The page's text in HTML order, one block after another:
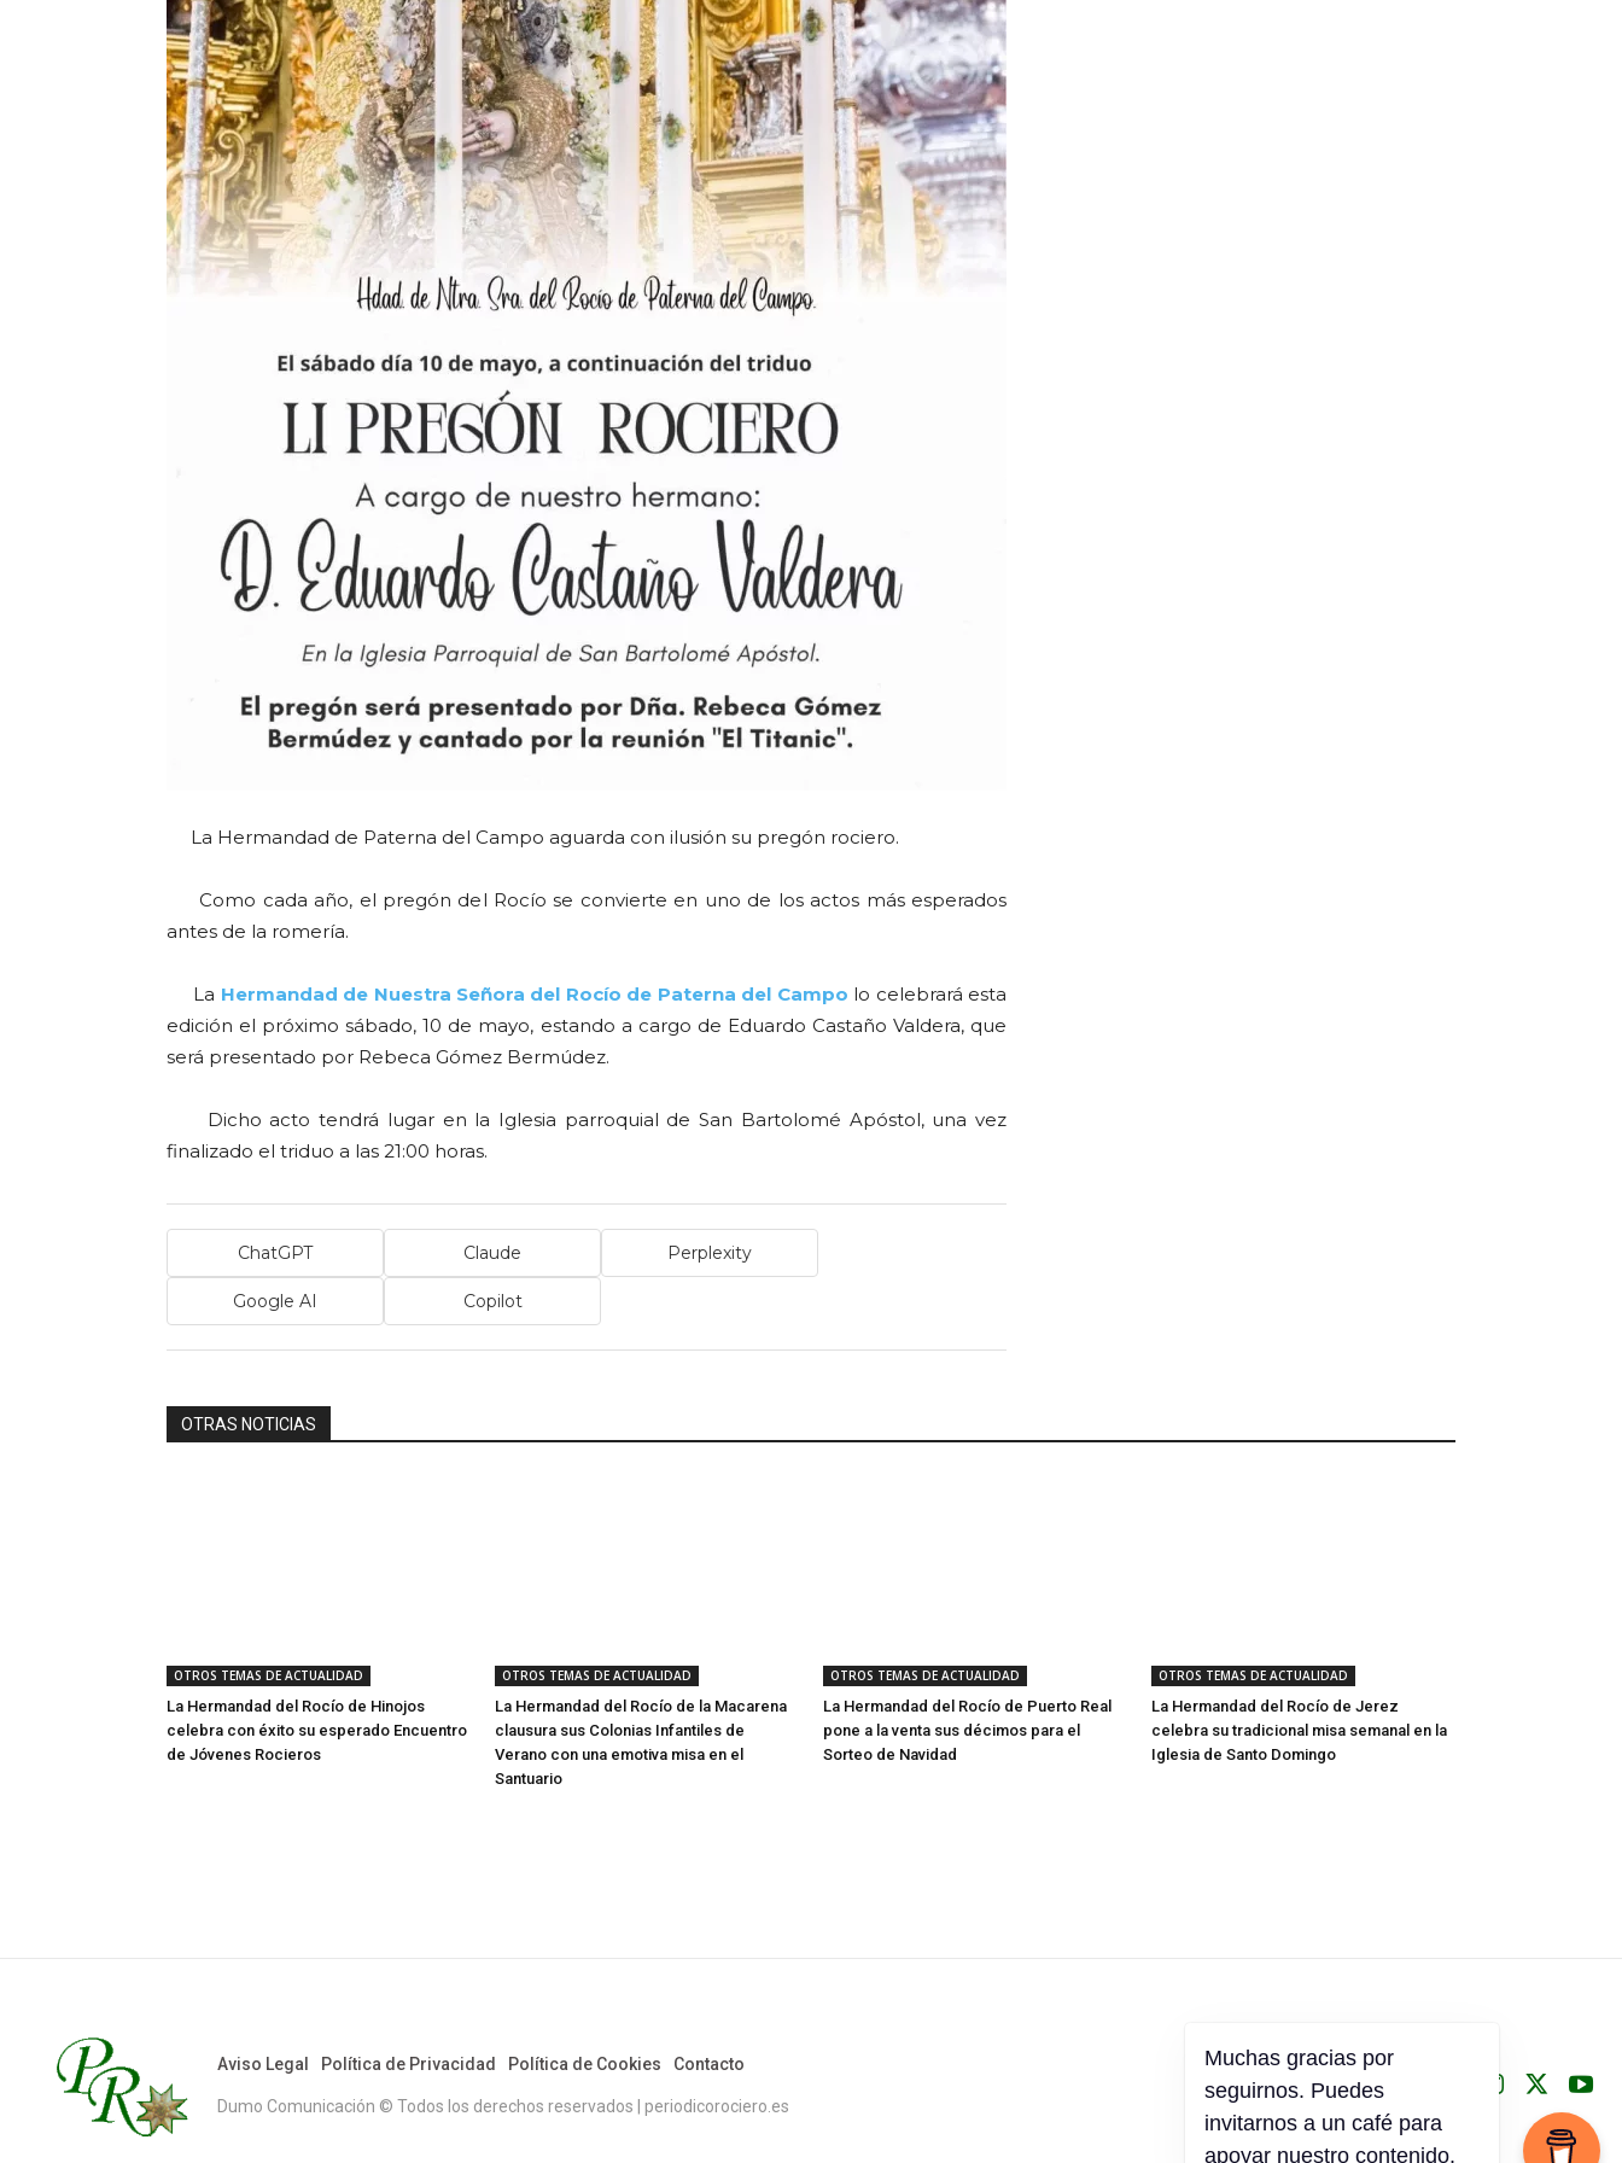
La Hermandad de Paterna del Campo aguarda con ilusión su pregón rociero.
Como cada año, el pregón del Rocío se convierte en uno de los actos más esperados
antes de la romería.
La Hermandad de Nuestra Señora del Rocío de Paterna del Campo lo celebrará esta
edición el próximo sábado, 10 de mayo, estando a cargo de Eduardo Castaño Valdera, que
será presentado por Rebeca Gómez Bermúdez.
Dicho acto tendrá lugar en la Iglesia parroquial de San Bartolomé Apóstol, una vez
finalizado el triduo a las 21:00 horas.
ChatGPT Claude Perplexity
Google AI Copilot
OTRAS NOTICIAS
OTROS TEMAS DE ACTUALIDAD
La Hermandad del Rocío de Hinojos
celebra con éxito su esperado Encuentro
de Jóvenes Rocieros
OTROS TEMAS DE ACTUALIDAD
La Hermandad del Rocío de la Macarena
clausura sus Colonias Infantiles de
Verano con una emotiva misa en el
Santuario
OTROS TEMAS DE ACTUALIDAD
La Hermandad del Rocío de Puerto Real
pone a la venta sus décimos para el
Sorteo de Navidad
OTROS TEMAS DE ACTUALIDAD
La Hermandad del Rocío de Jerez
celebra su tradicional misa semanal en la
Iglesia de Santo Domingo
Aviso Legal Política de Privacidad Política de Cookies Contacto
Dumo Comunicación © Todos los derechos reservados | periodicorociero.es